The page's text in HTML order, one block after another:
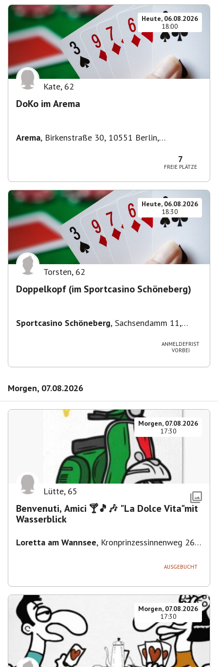
Heute, 06.08.2026
18:00
Kate, 62
DoKo im Arema
Arema, Birkenstraße 30, 10551 Berlin,
7
FREIE PLÄTZE
Heute, 06.08.2026
18:30
Torsten, 62
Doppelkopf (im Sportcasino Schöneberg)
Sportcasino Schöneberg, Sachsendamm 11,
ANMELDEFRIST
VORBEI
Morgen, 07.08.2026
Morgen, 07.08.2026
17:30
Lütte, 65
Benvenuti, Amici 🍸🎵🎶 "La Dolce Vita"mit
Wasserblick
Loretta am Wannsee, Kronprinzessinnenweg 260,
AUSGEBUCHT
Morgen, 07.08.2026
17:30